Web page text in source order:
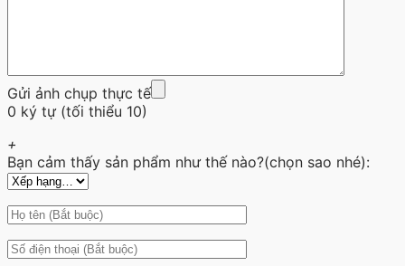
Gửi ảnh chụp thực tế
0 ký tự (tối thiểu 10)
+
Bạn cảm thấy sản phẩm như thế nào?(chọn sao nhé):